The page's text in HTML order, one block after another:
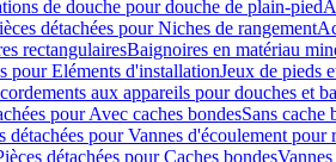
de douche pour douche de plain-pied
détachées pour Niches de rangement
rectangulairesBaignoires en matériau
pour Eléments d'installationJeux de pieds
aux appareils pour douches et
pour Avec caches bondesSans cache
détachées pour Vannes d'écoulement pour
détachées pour Caches bondes